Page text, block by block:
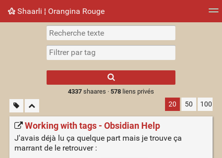
Shaarli ¦ Orangina Rouge
Nuage de tags Mur d'images
results.
4337shaares · 578liens privés
20 50 100
Working with tags - Obsidian Help
J'avais déjà lu ça quelque part mais je trouve ça
marrant de le retrouver :